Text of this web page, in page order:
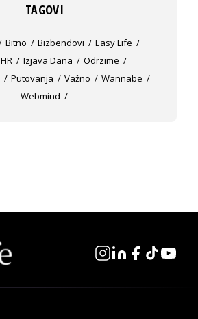
TAGOVI
Bitno Bizbendovi
Easy Life
HR Izjava Dana
Odrzime
Putovanja Važno
Wannabe
Webmind